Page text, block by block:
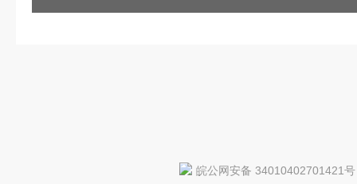
皖公网安备 34010402701421号